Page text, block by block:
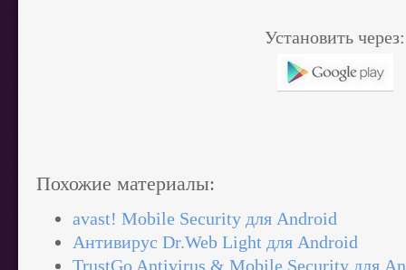
Установить через:
Похожие материалы:
avast! Mobile Security для Android
Антивирус Dr.Web Light для Android
TrustGo Antivirus & Mobile Security для